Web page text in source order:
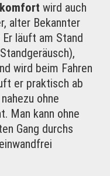
wird auch
alter Bekannter
läuft am Stand
wird beim Fahren
er praktisch ab
ohne
Man kann ohne
Gang durchs